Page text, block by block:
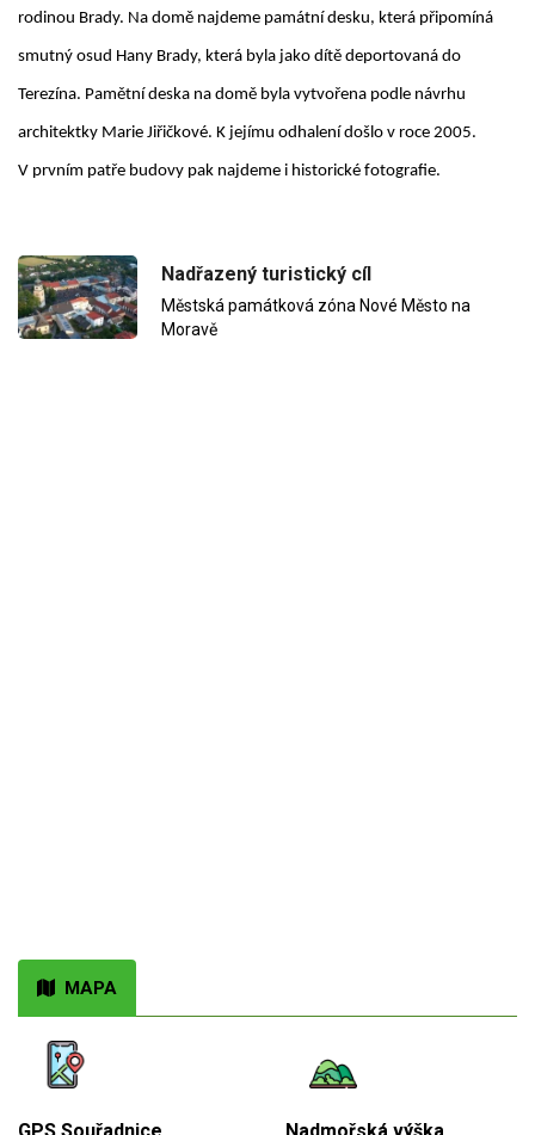
rodinou Brady. Na domě najdeme památní desku, která připomíná
smutný osud Hany Brady, která byla jako dítě deportovaná do
Terezína. Pamětní deska na domě byla vytvořena podle návrhu
architektky Marie Jiřičkové. K jejímu odhalení došlo v roce 2005.
V prvním patře budovy pak najdeme i historické fotografie.
Nadřazený turistický cíl
Městská památková zóna Nové Město na
Moravě
MAPA